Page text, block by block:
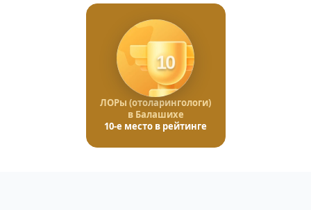
10
ЛОРы (отоларингологи)
в Балашихе
10-е место в рейтинге